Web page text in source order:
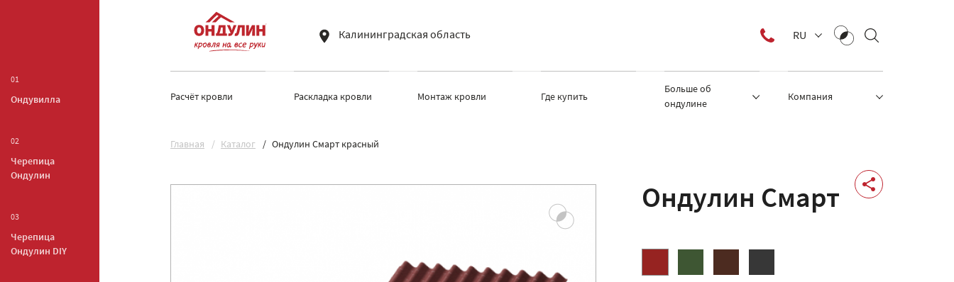
01
Ондувилла
02
Черепица
Ондулин
03
Черепица
Ондулин DIY
Калининградская область RU
Расчёт кровли Раскладка кровли Монтаж кровли Где купить
Больше об
ондулине
Компания
Главная Каталог Ондулин Смарт красный
Ондулин Смарт